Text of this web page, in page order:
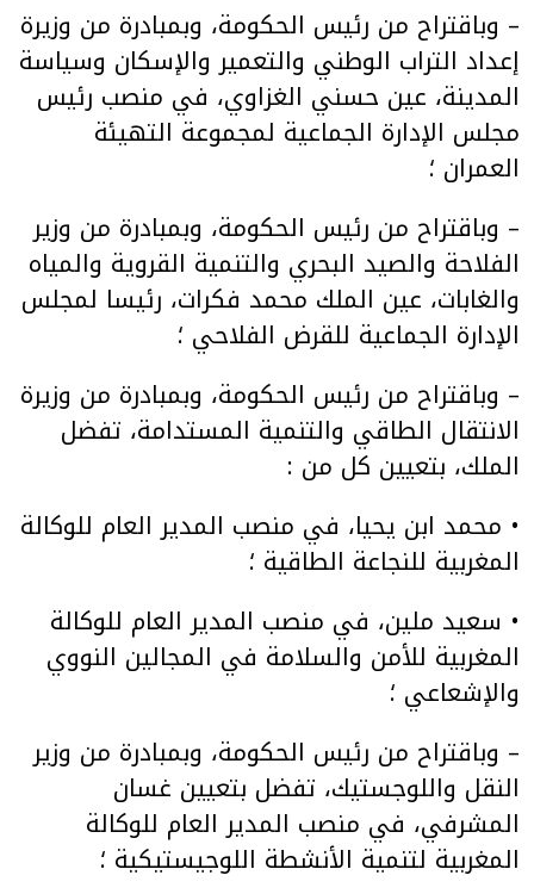
– وباقتراح من رئيس الحكومة، وبمبادرة من وزيرة
إعداد التراب الوطني والتعمير والإسكان وسياسة
المدينة، عين حسني الغزاوي، في منصب رئيس
مجلس الإدارة الجماعية لمجموعة التهيئة
العمران ؛
– وباقتراح من رئيس الحكومة، وبمبادرة من وزير
الفلاحة والصيد البحري والتنمية القروية والمياه
والغابات، عين الملك محمد فكرات، رئيسا لمجلس
الإدارة الجماعية للقرض الفلاحي ؛
– وباقتراح من رئيس الحكومة، وبمبادرة من وزيرة
الانتقال الطاقي والتنمية المستدامة، تفضل
الملك، بتعيين كل من :
• محمد ابن يحيا، في منصب المدير العام للوكالة
المغربية للنجاعة الطاقية ؛
• سعيد ملين، في منصب المدير العام للوكالة
المغربية للأمن والسلامة في المجالين النووي
والإشعاعي ؛
– وباقتراح من رئيس الحكومة، وبمبادرة من وزير
النقل واللوجستيك، تفضل بتعيين غسان
المشرفي، في منصب المدير العام للوكالة
المغربية لتنمية الأنشطة اللوجيستيكية ؛